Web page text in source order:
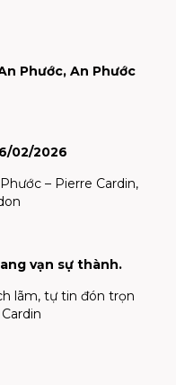
Phước, An Phước
02/2026
– Pierre Cardin,
vạn sự thành.
lãm, tự tin đón trọn